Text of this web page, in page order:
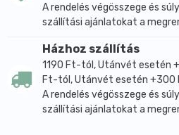
A rendelés végösszege és
szállítási ajánlatokat a
Házhoz szállítás
1190 Ft-tól, Utánvét esetén
Ft-tól, Utánvét esetén +300
A rendelés végösszege és
szállítási ajánlatokat a